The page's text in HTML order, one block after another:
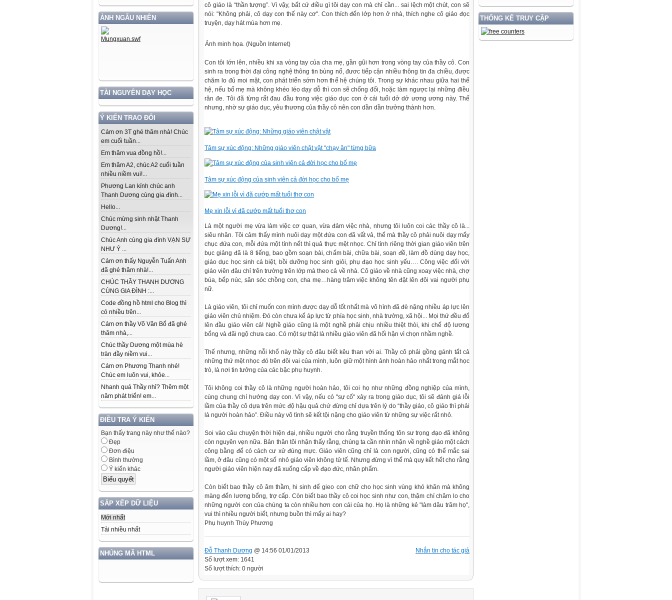
ẢNH NGẪU NHIÊN
TÀI NGUYÊN DẠY HỌC
Ý KIẾN TRAO ĐỔI
Cám ơn 3T ghé thăm nhà! Chúc
em cuối tuần...
Em thăm vua đồng hồ!...
Em thăm A2, chúc A2 cuối tuần
nhiều niềm vui!...
Phương Lan kính chúc anh
Thanh Dương cùng gia đình...
Hello...
Chúc mừng sinh nhật Thanh
Dương!...
Chúc Anh cùng gia đình VẠN SỰ
NHƯ Ý ...
Cám ơn thấy Nguyễn Tuấn Anh
đã ghé thăm nhà!...
CHÚC THẦY THANH DƯƠNG
CÙNG GIA ĐÌNH :...
Code đồng hồ html cho Blog thì
có nhiều trên...
Cám ơn thầy Võ Văn Bổ đã ghé
thăm nhà,...
Chúc thầy Dương một mùa hè
tràn đầy niềm vui...
Cám ơn Phương Thanh nhé!
Chúc em luôn vui, khỏe...
Nhanh quá Thầy nhỉ? Thêm một
năm phát triển! em...
ĐIỀU TRA Ý KIẾN
Bạn thấy trang này như thế nào?
Đẹp
Đơn điệu
Bình thường
Ý kiến khác
SẮP XẾP DỮ LIỆU
Mới nhất
Tải nhiều nhất
NHÚNG MÃ HTML
THỐNG KÊ TRUY CẬP
cô giáo là “thần tượng”. Vì vậy, bất cứ điều gì tôi dạy con mà chỉ cần... sai lệch một chút, con sẽ
nói: "Không phải, cô dạy con thế này cơ". Con thích đến lớp hơn ở nhà, thích nghe cô giáo đọc
truyện, dạy hát múa hơn mẹ.
Ảnh minh họa. (Nguồn Internet)
Con tôi lớn lên, nhiều khi xa vòng tay của cha mẹ, gần gũi hơn trong vòng tay của thầy cô. Con
sinh ra trong thời đại công nghệ thông tin bùng nổ, đươc tiếp cận nhiều thông tin đa chiều, được
chăm lo đủ moi mặt, con phát triển sớm hơn thế hệ chúng tôi. Trong sự khác nhau giữa hai thế
hệ, nếu bố mẹ mà không khéo léo dạy dỗ thì con sẽ chống đối, hoặc làm ngược lại những điều
răn đe. Tôi đã từng rất đau đầu trong việc giáo dục con ở cái tuổi dở dở ương ương này. Thế
nhưng, nhờ sự giáo dục, yêu thương của thầy cô nên con dần dần trưởng thành hơn.
Tâm sự xúc động: Những giáo viên chật vật "chạy ăn" từng bữa
Tâm sự xúc động của sinh viên cả đời học cho bố mẹ
Mẹ xin lỗi vì đã cướp mất tuổi thơ con
Là một người mẹ vừa làm việc cơ quan, vừa đảm việc nhà, nhưng tôi luôn coi các thầy cô là...
siêu nhân. Tôi cảm thấy mình nuôi dạy một đứa con đã vất vả, thế mà thầy cô phải nuôi dạy mấy
chục đứa con, mỗi đứa một tính nết thì quả thực mệt nhọc. Chỉ tính riêng thời gian giáo viên trên
bục giảng đã là 8 tiếng, bao gồm soạn bài, chấm bài, chữa bài, soạn đề, làm đồ dùng dạy học,
giáo dục học sinh cá biệt, bồi dưỡng học sinh giỏi, phụ đạo học sinh yếu…. Công việc đối với
giáo viên đâu chỉ trên trường trên lớp mà theo cả về nhà. Cô giáo về nhà cũng xoay việc nhà, chợ
búa, bếp núc, săn sóc chồng con, cha mẹ…hàng trăm việc không tên đặt lên đôi vai người phụ
nữ.
Là giáo viên, tôi chỉ muốn con mình được dạy dỗ tốt nhất mà vô hình đã đè nặng nhiều áp lực lên
giáo viên chủ nhiệm. Đó còn chưa kể áp lực từ phía học sinh, nhà trường, xã hội... Mọi thứ đều đổ
lên đầu giáo viên cả! Nghề giáo cũng là một nghề phải chịu nhiều thiệt thòi, khi chế độ lương
bổng và đãi ngộ chưa cao. Có một sự thật là nhiều giáo viên đã hối hận vì chọn nhầm nghề.
Thế nhưng, những nỗi khổ này thầy cô đâu biết kêu than với ai. Thầy cô phải gồng gánh tất cả
những thứ mệt nhọc đó trên đôi vai của mình, luôn giữ một hình ảnh hoàn hảo nhất trong mắt học
trò, là nơi tin tưởng của các bậc phụ huynh.
Tôi không coi thầy cô là những người hoàn hảo, tôi coi họ như những đồng nghiệp của mình,
cùng chung chí hướng dạy con. Vì vậy, nếu có "sự cố" xảy ra trong giáo dục, tôi sẽ đánh giá lỗi
lầm của thầy cô dựa trên mức độ hậu quả chứ đừng chỉ dựa trên lý do “thầy giáo, cô giáo thì phải
là người hoàn hảo”. Điều này vô tình sẽ kết tội nặng cho giáo viên từ những sự việc rất nhỏ.
Soi vào câu chuyện thời hiện đại, nhiều người cho rằng truyền thống tôn sư trọng đạo đã không
còn nguyên vẹn nữa. Bản thân tôi nhận thấy rằng, chúng ta cần nhìn nhận về nghề giáo một cách
công bằng để có cách cư xử đúng mực. Giáo viên cũng chỉ là con người, cũng có thể mắc sai
lầm, ở đâu cũng có một số nhỏ giáo viên không tử tế. Nhưng đừng vì thế mà quy kết hết cho rằng
người giáo viên hiện nay đã xuống cấp về đạo đức, nhân phẩm.
Còn biết bao thầy cô âm thầm, hi sinh để gieo con chữ cho học sinh vùng khó khăn mà không
màng đến lương bổng, trợ cấp. Còn biết bao thầy cô coi học sinh như con, thậm chí chăm lo cho
những người con của chúng ta còn nhiều hơn con cái của họ. Họ là những kẻ "làm dâu trăm họ",
vui thì nhiều người biết, nhưng buồn thì mấy ai hay?
Phụ huynh Thùy Phương
Nhắn tin cho tác giả
Đỗ Thanh Dương @ 14:56 01/01/2013
Số lượt xem: 1641
Số lượt thích: 0 người